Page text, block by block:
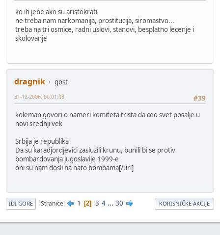
ko ih jebe ako su aristokrati
ne treba nam narkomanija, prostitucija, siromastvo...
treba na tri osmice, radni uslovi, stanovi, besplatno lecenje i
skolovanje
dragnik
gost
#39
31-12-2006, 00:01:08
koleman govori o nameri komiteta trista da ceo svet posalje u
novi srednji vek
Srbija je republika
Da su karadjordjevici zasluzili krunu, bunili bi se protiv
bombardovanja jugoslavije 1999-e
oni su nam dosli na nato bombama[/url]
IDI GORE Stranice 1 2 3 4 ... 30 KORISNIČKE AKCIJE